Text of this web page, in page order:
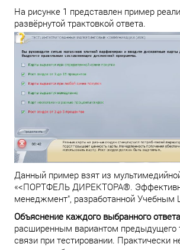
На рисунке 1 представлен пример
развёрнутой трактовкой ответа.
Данный пример взят из
«<ПОРТФЕЛЬ ДИРЕКТОРА®.
менеджмент", разработанной Учебным
Объяснение каждого выбранного
расширенным вариантом предыдущего
связи при тестировании. Практически